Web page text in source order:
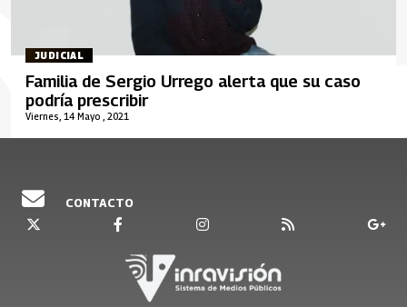
JUDICIAL
Viernes, 14 Mayo , 2021
Familia de Sergio Urrego alerta que su caso
podría prescribir
CONTACTO